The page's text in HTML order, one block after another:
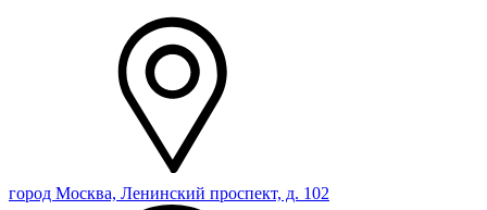
город Москва, Ленинский проспект, д. 102